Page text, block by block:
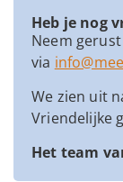
Heb je nog
Neem
via
We zien uit
Vriendelijke
Het team